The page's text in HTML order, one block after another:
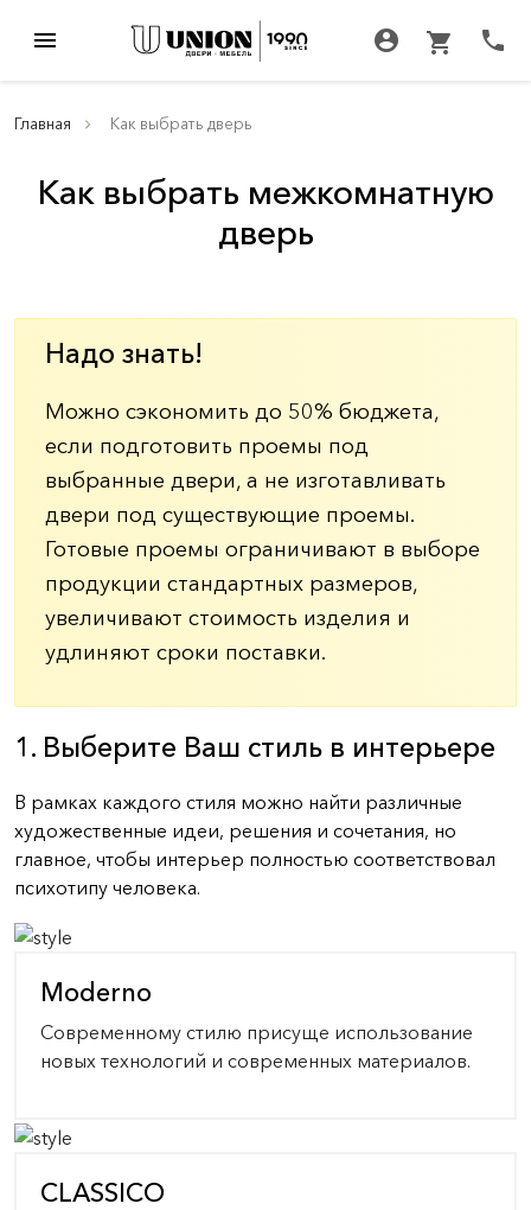
menu account_circle shopping_cart call
Главная Как выбрать дверь
Как выбрать межкомнатную
дверь
Надо знать!
Можно сэкономить до 50% бюджета,
если подготовить проемы под
выбранные двери, а не изготавливать
двери под существующие проемы.
Готовые проемы ограничивают в выборе
продукции стандартных размеров,
увеличивают стоимость изделия и
удлиняют сроки поставки.
1. Выберите Ваш стиль в интерьере
В рамках каждого стиля можно найти различные
художественные идеи, решения и сочетания, но
главное, чтобы интерьер полностью соответствовал
психотипу человека.
Moderno
Современному стилю присуще использование
новых технологий и современных материалов.
CLASSICO